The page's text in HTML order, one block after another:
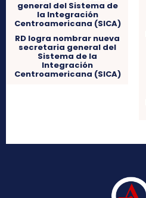
RD logra nombrar nueva
secretaria general del
Sistema de la
Integración
Centroamericana (SICA)